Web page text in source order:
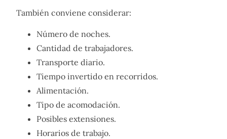
También conviene considerar:
Número de noches.
Cantidad de trabajadores.
Transporte diario.
Tiempo invertido en recorridos.
Alimentación.
Tipo de acomodación.
Posibles extensiones.
Horarios de trabajo.